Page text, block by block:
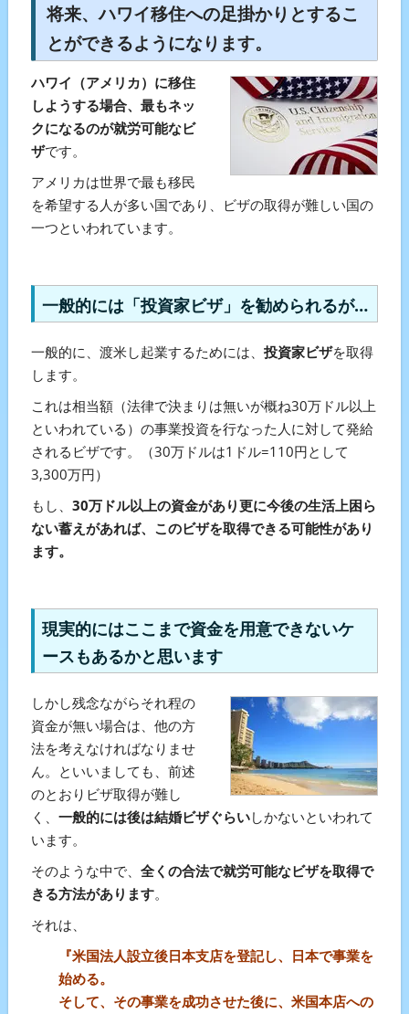
将来、ハワイ移住への足掛かりとするこ
とができるようになります。
ハワイ（アメリカ）に移住
しようする場合、最もネッ
クになるのが就労可能なビ
ザです。
アメリカは世界で最も移民
を希望する人が多い国であり、ビザの取得が難しい国の
一つといわれています。
一般的には「投資家ビザ」を勧められるが…
一般的に、渡米し起業するためには、 投資家ビザを取得
します。
これは相当額（法律で決まりは無いが概ね30万ドル以上
といわれている）の事業投資を行なった人に対して発給
されるビザです。（30万ドルは1ドル=110円として
3,300万円）
もし、 30万ドル以上の資金があり更に今後の生活上困ら
ない蓄えがあれば、このビザを取得できる可能性があり
ます。
現実的にはここまで資金を用意できないケ
ースもあるかと思います
しかし残念ながらそれ程の
資金が無い場合は、他の方
法を考えなければなりませ
ん。といいましても、前述
のとおりビザ取得が難し
く、 一般的には後は結婚ビザぐらいしかないといわれて
います。
そのような中で、 全くの合法で就労可能なビザを取得で
きる方法があります。
それは、
『米国法人設立後日本支店を登記し、日本で事業を
始める。
そして、その事業を成功させた後に、米国本店への